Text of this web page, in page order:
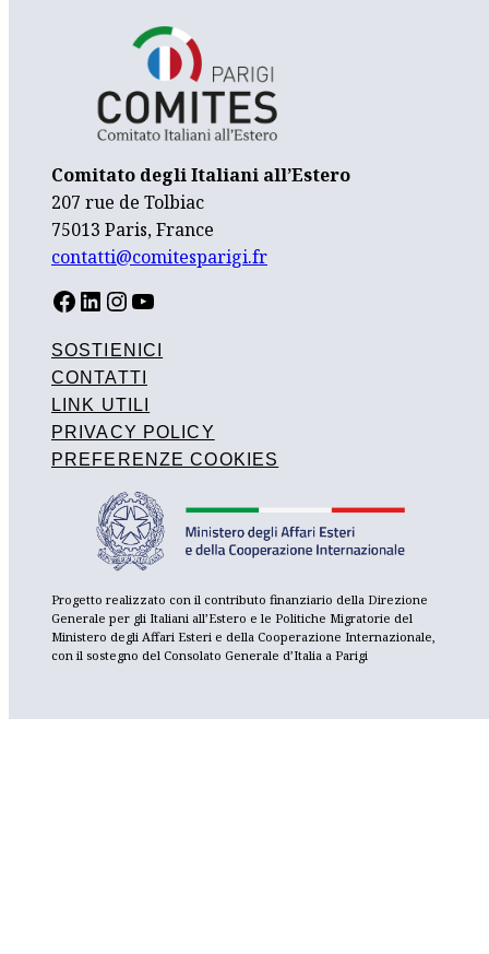
Comitato degli Italiani all’Estero
207 rue de Tolbiac
75013 Paris, France
contatti@comitesparigi.fr
FACEBOOK LINKEDIN INSTAGRAM YOUTUBE
SOSTIENICI
CONTATTI
LINK UTILI
PRIVACY POLICY
PREFERENZE COOKIES
Progetto realizzato con il contributo finanziario della Direzione
Generale per gli Italiani all’Estero e le Politiche Migratorie del
Ministero degli Affari Esteri e della Cooperazione Internazionale,
con il sostegno del Consolato Generale d’Italia a Parigi